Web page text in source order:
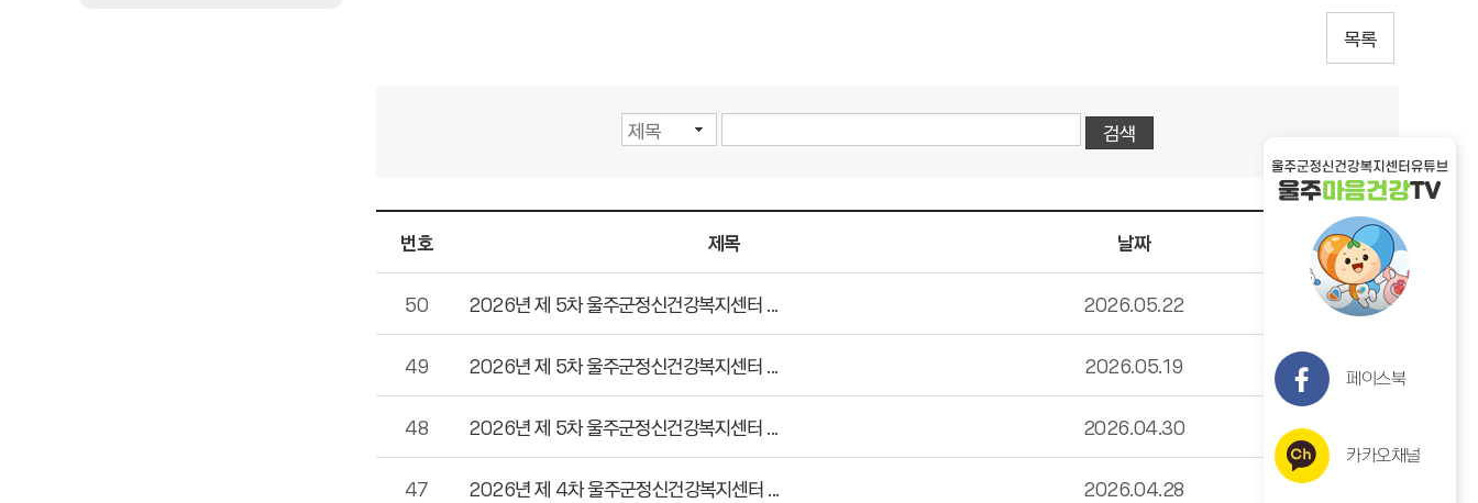
페이스북
카카오채널
번호 제목 날짜 조회수
50 2026년 제 5차 울주군정신건강복지센터 ... 2026.05.22 634
49 2026년 제 5차 울주군정신건강복지센터 ... 2026.05.19 533
48 2026년 제 5차 울주군정신건강복지센터 ... 2026.04.30
47 2026년 제 4차 울주군정신건강복지센터 ... 2026.04.28